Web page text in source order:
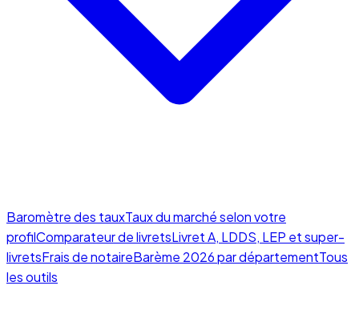
Baromètre des tauxTaux du marché selon votre
profilComparateur de livretsLivret A, LDDS, LEP et super-
livretsFrais de notaireBarème 2026 par départementTous
les outils